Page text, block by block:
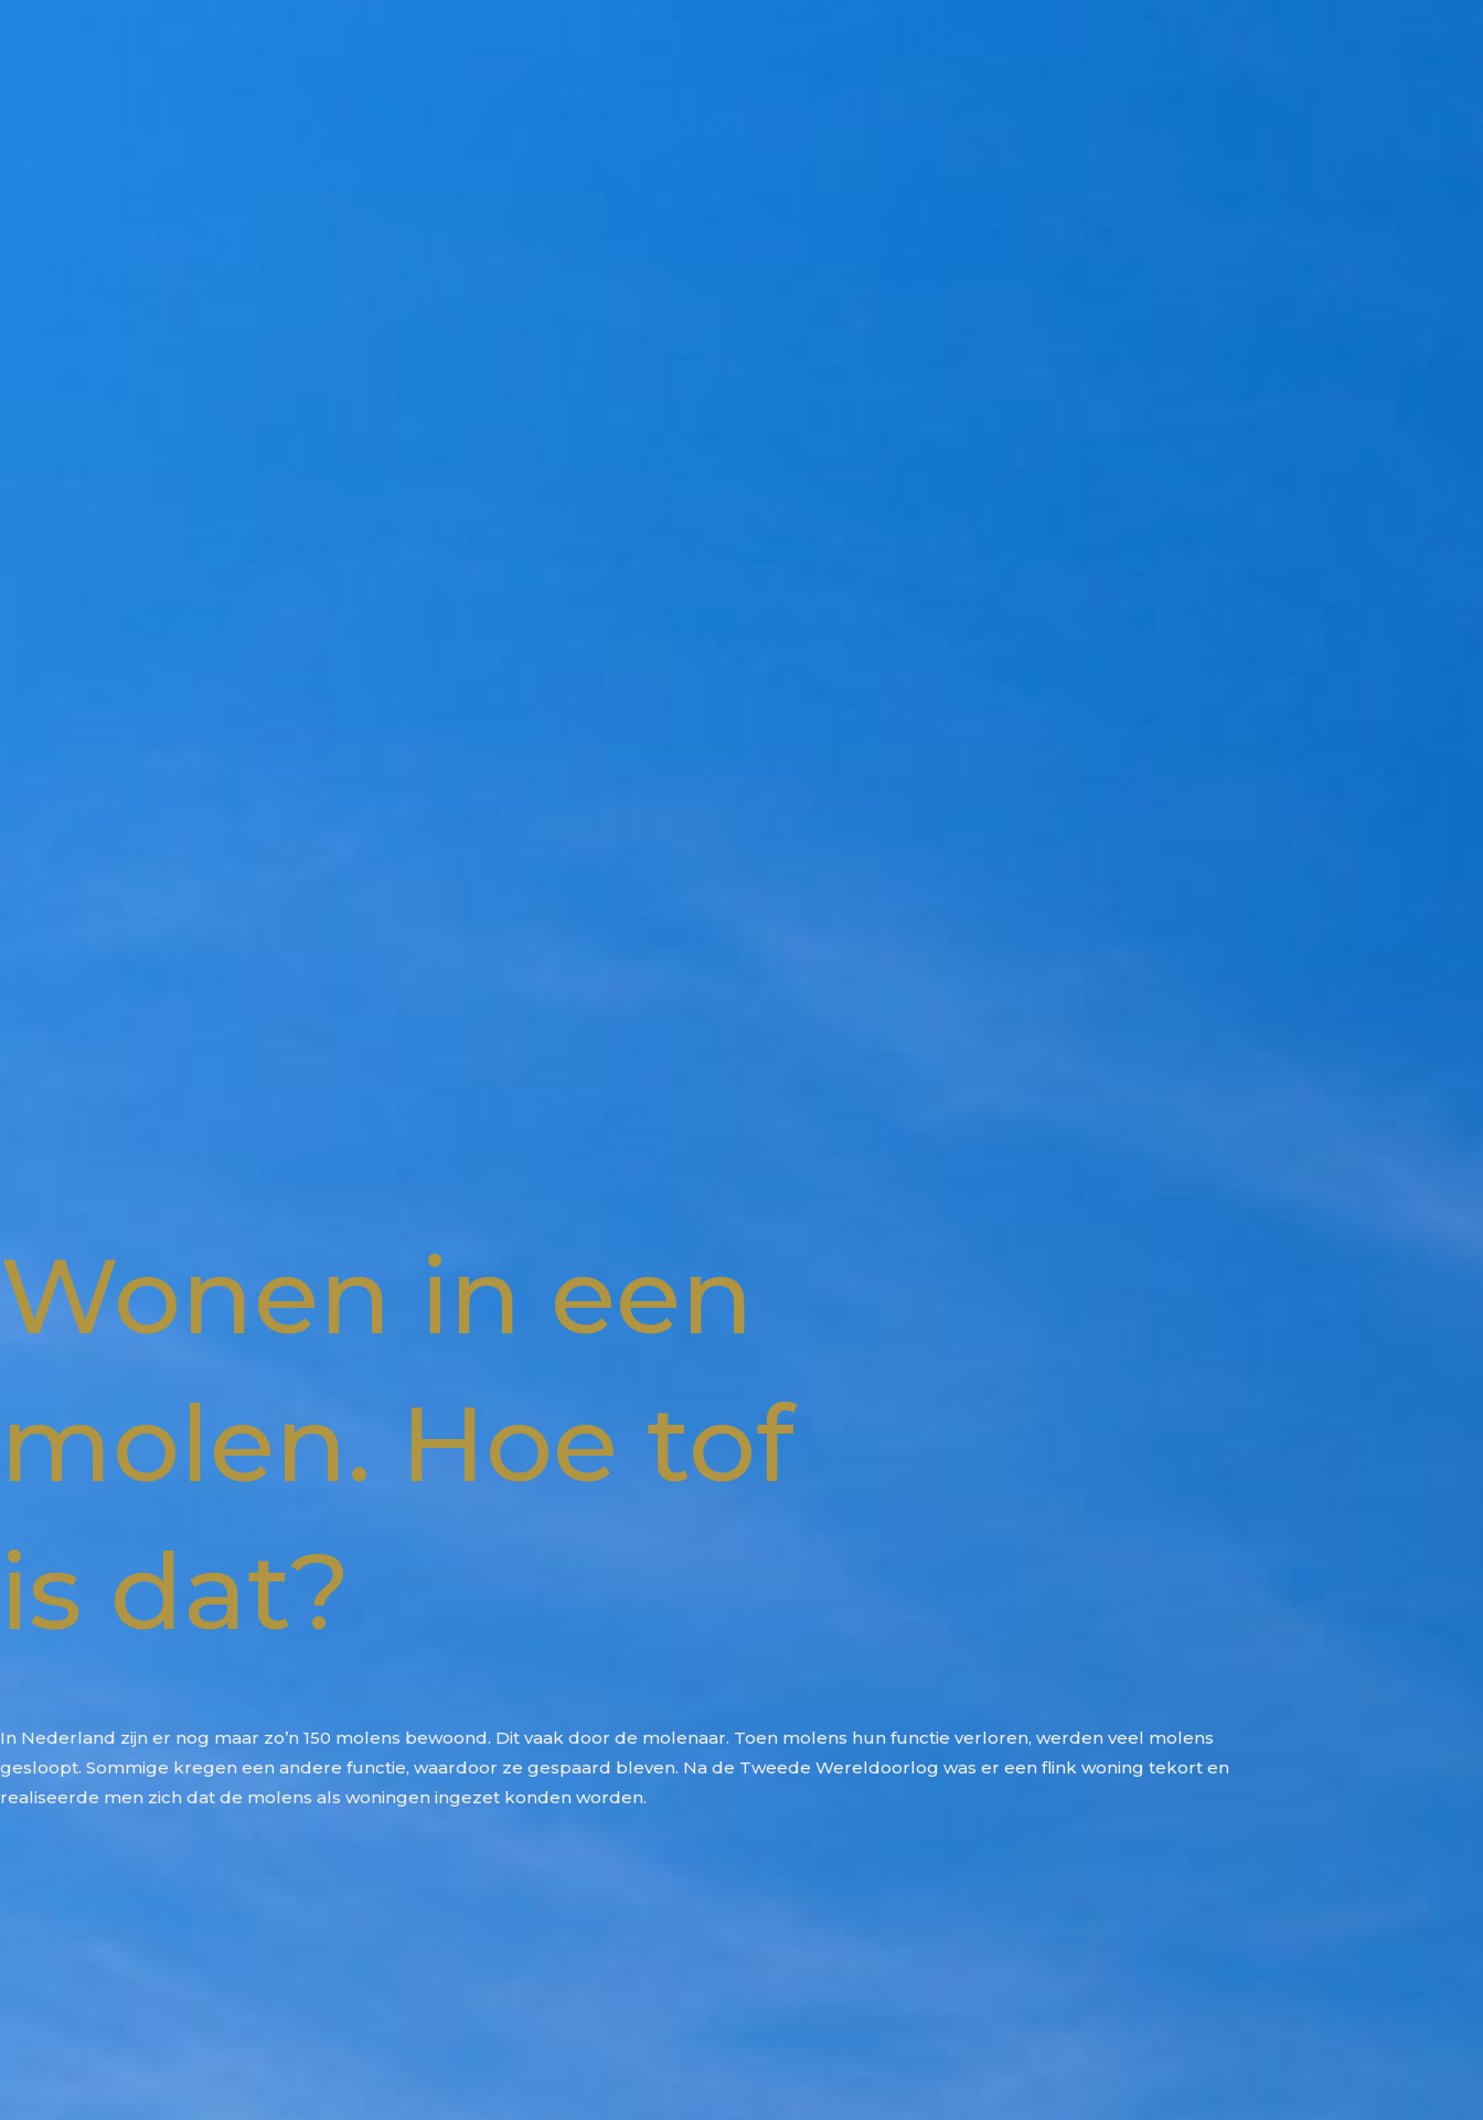
Wonen in een
molen. Hoe tof
is dat?
In Nederland zijn er nog maar zo’n 150 molens bewoond. Dit vaak door de molenaar. Toen molens hun functie verloren, werden veel molens
gesloopt. Sommige kregen een andere functie, waardoor ze gespaard bleven. Na de Tweede Wereldoorlog was er een flink woning tekort en
realiseerde men zich dat de molens als woningen ingezet konden worden.